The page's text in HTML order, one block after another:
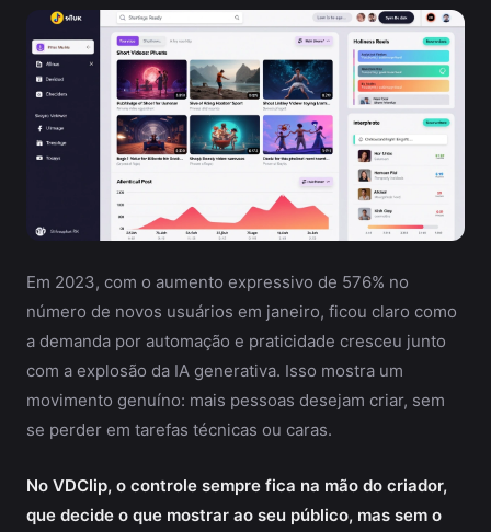
Em 2023, com o aumento expressivo de 576% no
número de novos usuários em janeiro, ficou claro como
a demanda por automação e praticidade cresceu junto
com a explosão da IA generativa. Isso mostra um
movimento genuíno: mais pessoas desejam criar, sem
se perder em tarefas técnicas ou caras.
No VDClip, o controle sempre fica na mão do criador,
que decide o que mostrar ao seu público, mas sem o